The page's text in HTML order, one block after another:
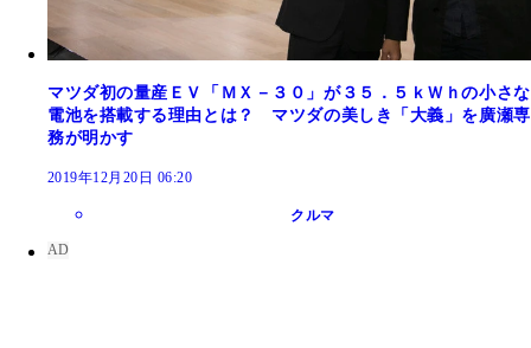
マツダ初の量産ＥＶ「ＭＸ－３０」が３５．５ｋＷｈの小さな
電池を搭載する理由とは？ マツダの美しき「大義」を廣瀬専
務が明かす
2019年12月20日 06:20
クルマ